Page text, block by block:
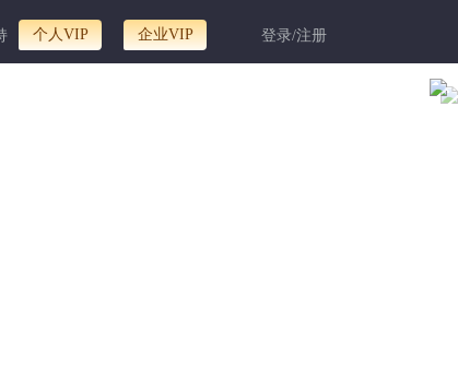
个人VIP 企业VIP 登录/注册